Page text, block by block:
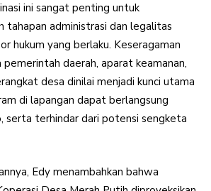
ini sangat penting untuk
tahapan administrasi dan legalitas
hukum yang berlaku. Keseragaman
daerah, aparat keamanan,
desa dinilai menjadi kunci utama
di lapangan dapat berlangsung
serta terhindar dari potensi sengketa
Edy menambahkan bahwa